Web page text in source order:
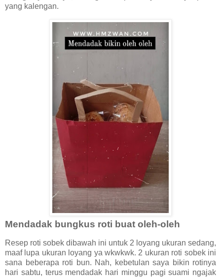
yang kalengan.
Mendadak bungkus roti buat oleh-oleh
Resep roti sobek dibawah ini untuk 2 loyang ukuran sedang,
maaf lupa ukuran loyang ya wkwkwk. 2 ukuran roti sobek ini
sana beberapa roti bun. Nah, kebetulan saya bikin rotinya
hari sabtu, terus mendadak hari minggu pagi suami ngajak